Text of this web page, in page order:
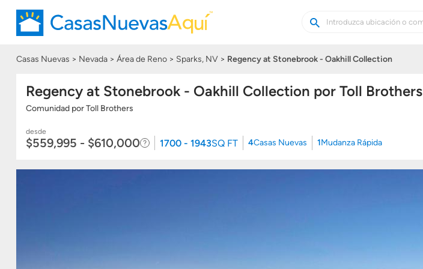
Buscar
casas
Buscar
Casas Nuevas Nevada Área de Reno Sparks, NV Regency at Stonebrook - Oakhill Collection
Regency at Stonebrook - Oakhill Collection por Toll Brothers
Comunidad porToll Brothers
desde
$559,995 - $610,000 1700 - 1943SQ FT 4Casas Nuevas 1Mudanza Rápida